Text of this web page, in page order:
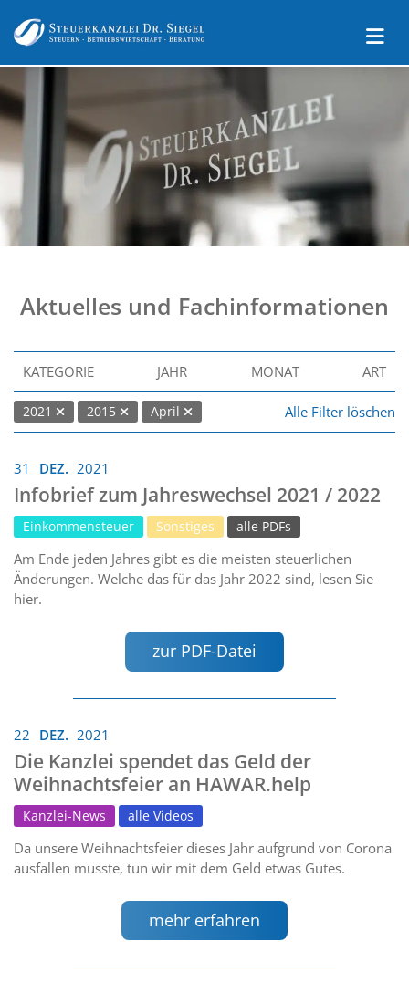
Aktuelles und Fachinformationen
KATEGORIE JAHR MONAT ART
2021 2015 April Alle Filter löschen
31 DEZ. 2021
Infobrief zum Jahreswechsel 2021 / 2022
Einkommensteuer Sonstiges alle PDFs
Am Ende jeden Jahres gibt es die meisten steuerlichen
Änderungen. Welche das für das Jahr 2022 sind, lesen Sie
hier.
zur PDF-Datei
22 DEZ. 2021
Die Kanzlei spendet das Geld der
Weihnachtsfeier an HAWAR.help
Kanzlei-News alle Videos
Da unsere Weihnachtsfeier dieses Jahr aufgrund von Corona
ausfallen musste, tun wir mit dem Geld etwas Gutes.
mehr erfahren